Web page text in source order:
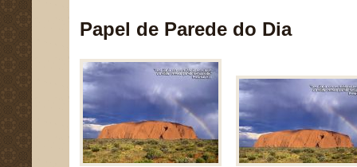
Papel de Parede do Dia